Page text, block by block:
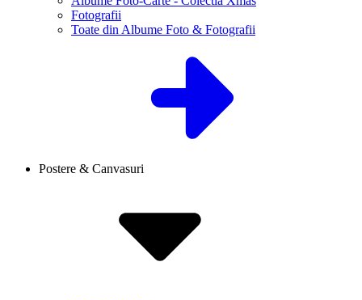
Fotografii
Toate din Albume Foto & Fotografii
Postere & Canvasuri